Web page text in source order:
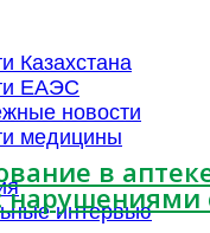
Казахстана
ЕАЭС
новости
медицины
интервью
в
нарушениями